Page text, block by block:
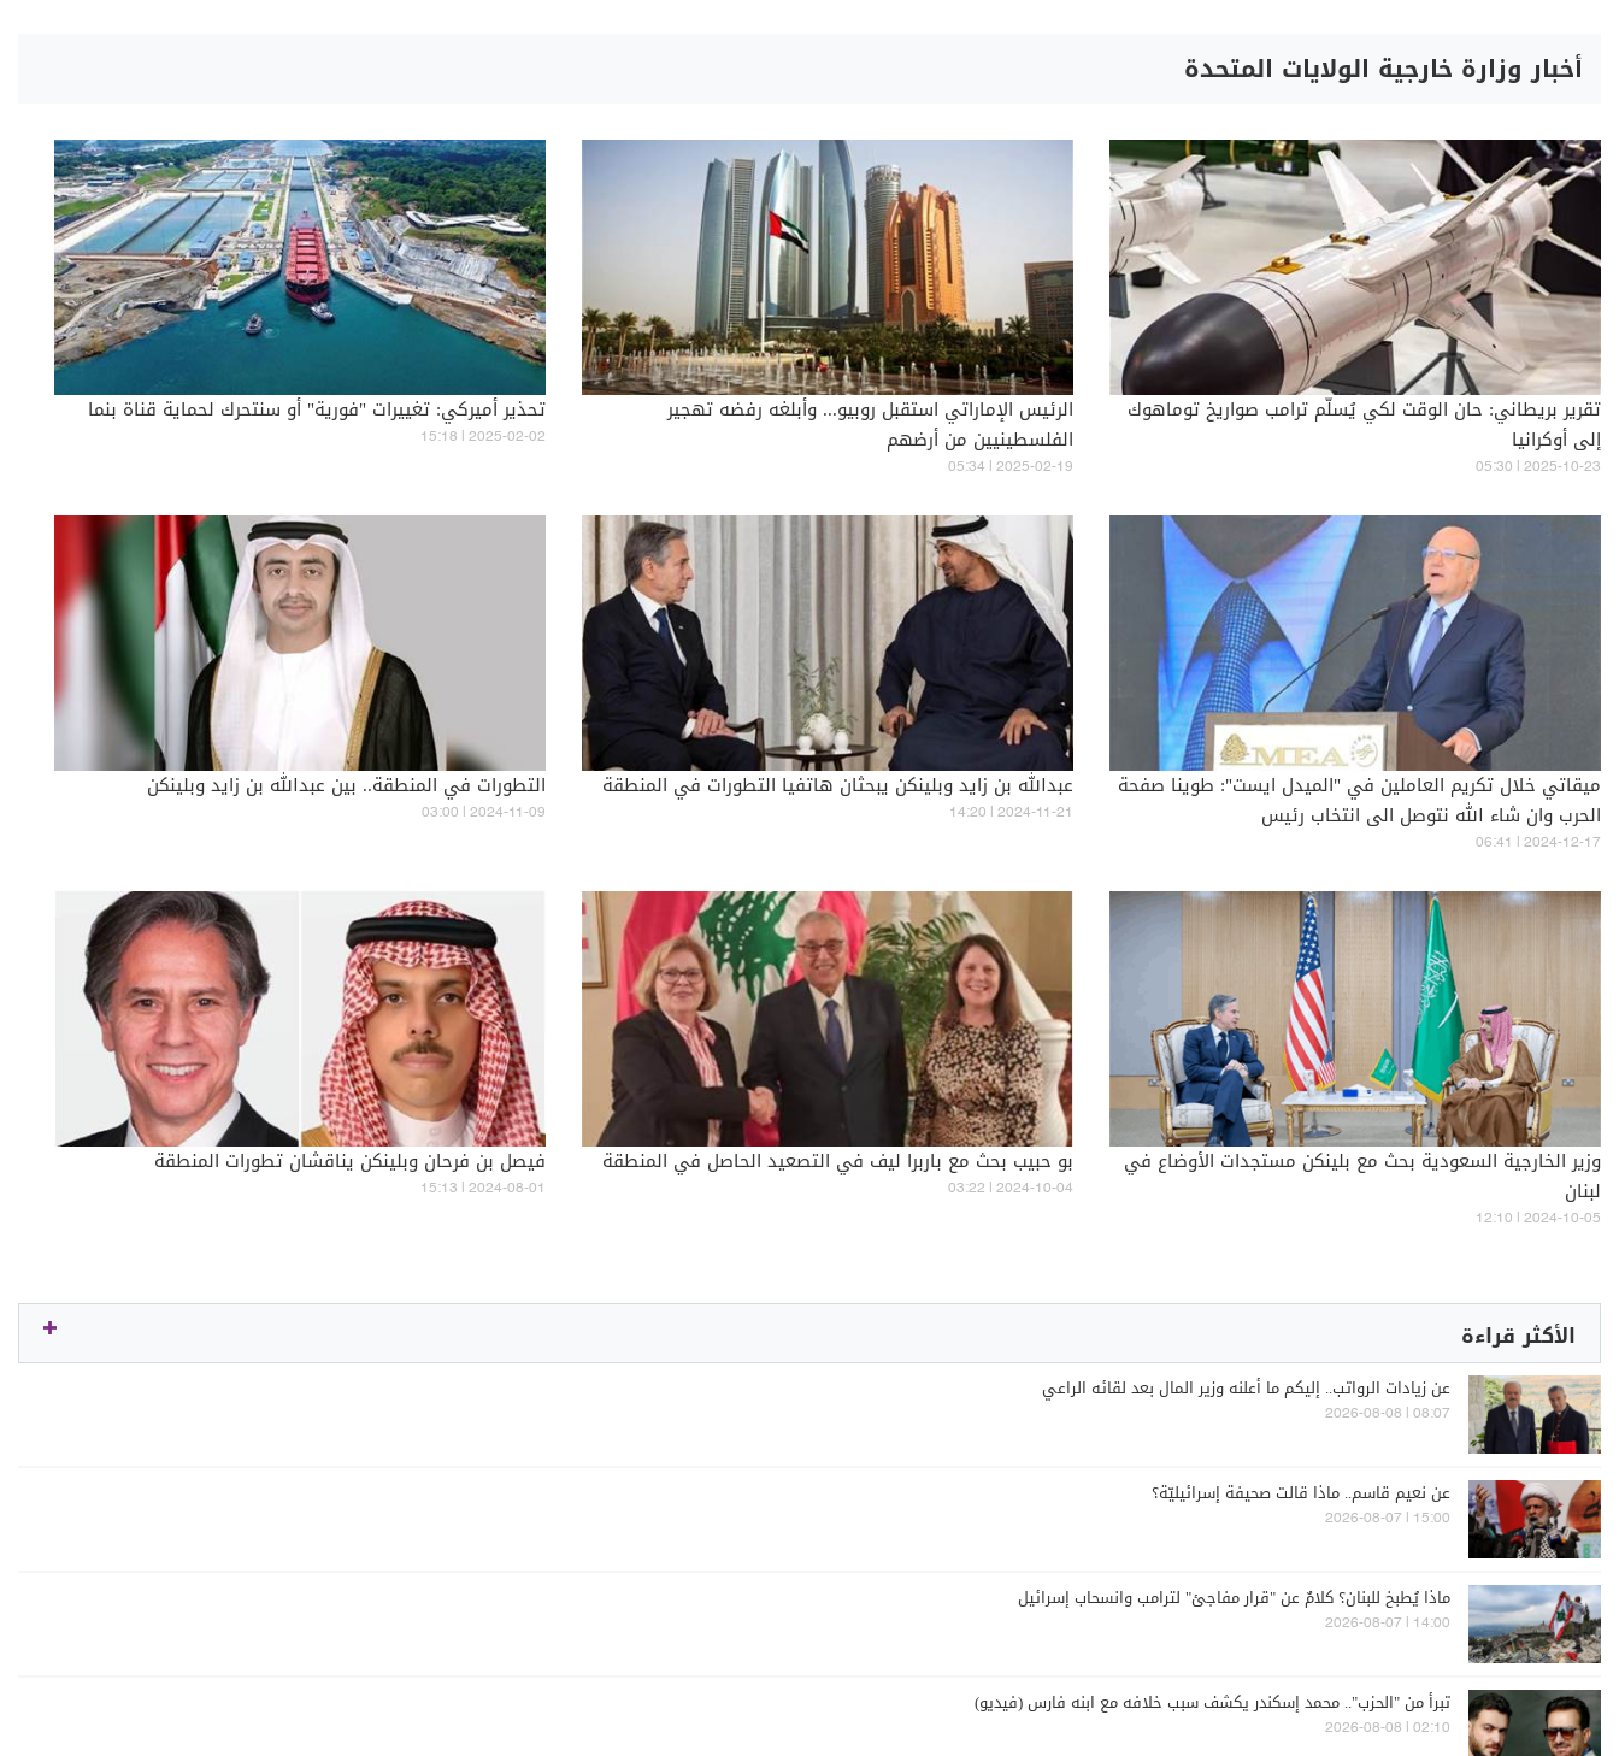
أخبار وزارة خارجية الولايات المتحدة
تقرير بريطاني: حان الوقت لكي يُسلّم ترامب صواريخ توماهوك
إلى أوكرانيا
05:30 | 2025-10-23
الرئيس الإماراتي استقبل روبيو... وأبلغه رفضه تهجير
الفلسطينيين من أرضهم
05:34 | 2025-02-19
تحذير أميركي: تغييرات "فورية" أو سنتحرك لحماية قناة بنما
15:18 | 2025-02-02
ميقاتي خلال تكريم العاملين في "الميدل ايست": طوينا صفحة
الحرب وان شاء الله نتوصل الى انتخاب رئيس
06:41 | 2024-12-17
عبدالله بن زايد وبلينكن يبحثان هاتفيا التطورات في المنطقة
14:20 | 2024-11-21
التطورات في المنطقة.. بين عبدالله بن زايد وبلينكن
03:00 | 2024-11-09
وزير الخارجية السعودية بحث مع بلينكن مستجدات الأوضاع في
لبنان
12:10 | 2024-10-05
بو حبيب بحث مع باربرا ليف في التصعيد الحاصل في المنطقة
03:22 | 2024-10-04
فيصل بن فرحان وبلينكن يناقشان تطورات المنطقة
15:13 | 2024-08-01
الأكثر قراءة
عن زيادات الرواتب.. إليكم ما أعلنه وزير المال بعد لقائه الراعي
08:07 | 2026-08-08
عن نعيم قاسم.. ماذا قالت صحيفة إسرائيليّة؟
15:00 | 2026-08-07
ماذا يُطبخ للبنان؟ كلامٌ عن "قرار مفاجئ" لترامب وانسحاب إسرائيل
14:00 | 2026-08-07
تبرأ من "الحزب".. محمد إسكندر يكشف سبب خلافه مع ابنه فارس (فيديو)
02:10 | 2026-08-08